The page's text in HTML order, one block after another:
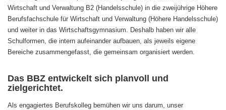
Wirtschaft und Verwaltung B2 (Handelsschule) in die zweijührige Höhere
Berufsfachschule für Wirtschaft und Verwaltung (Höhere Handelsschule)
und weiter in das Wirtschaftsgymnasium. Deshalb haben wir alle
Schulformen, die intern aufeinander aufbauen, als jeweils eigene
Bereiche zusammengefasst, die gemeinsam organisiert werden.
Das BBZ entwickelt sich planvoll und
zielgerichtet.
Als engagiertes Berufskolleg bemühen wir uns darum, unser